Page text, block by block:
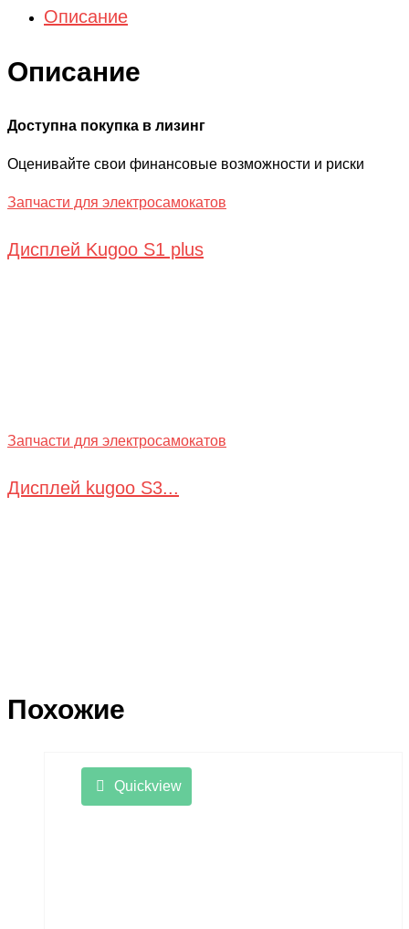
Описание
Описание
Доступна покупка в лизинг
Оценивайте свои финансовые возможности и риски
Запчасти для электросамокатов
Дисплей Kugoo S1 plus
Запчасти для электросамокатов
Дисплей kugoo S3...
Похожие
Quickview